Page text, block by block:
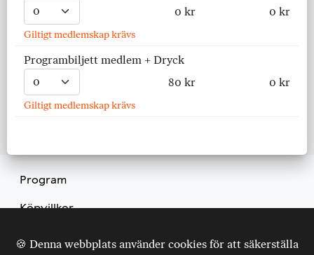
0 kr
0 kr
Giltigt medlemskap krävs
Programbiljett medlem + Dryck
80 kr
0 kr
Giltigt medlemskap krävs
Program
Köpvillkor
🍪 Denna webbplats använder cookies för att säkerställa